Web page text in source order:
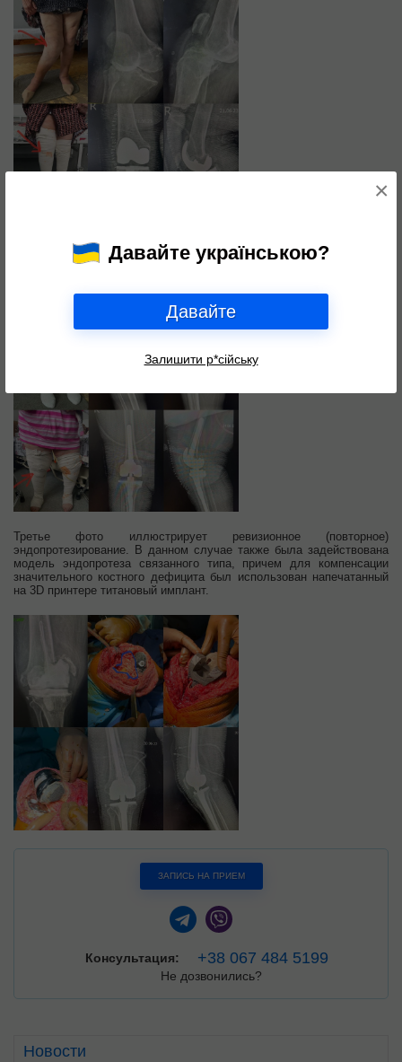
Давайте українською?
Давайте
Залишити р*сійську
×
Новости
«до» и «после» с использованием связанной модели эндопротеза,
которая имеет механические стабилизаторы для компенсации
Третье фото иллюстрирует ревизионное (повторное)
эндопротезирование. В данном случае также была задействована
модель эндопротеза связанного типа, причем для компенсации
значительного костного дефицита был использован напечатанный
на 3D принтере титановый имплант.
ЗАПИСЬ НА ПРИЕМ
Консультация: +38 067 484 5199
Не дозвонились?